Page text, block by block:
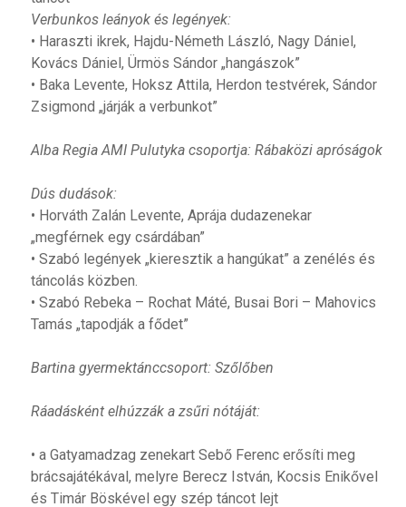
Verbunkos leányok és legények:
• Haraszti ikrek, Hajdu-Németh László, Nagy Dániel,
Kovács Dániel, Ürmös Sándor „hangászok”
• Baka Levente, Hoksz Attila, Herdon testvérek, Sándor
Zsigmond „járják a verbunkot”
Alba Regia AMI Pulutyka csoportja: Rábaközi apróságok
Dús dudások:
• Horváth Zalán Levente, Aprája dudazenekar
„megférnek egy csárdában”
• Szabó legények „kieresztik a hangúkat” a zenélés és
táncolás közben.
• Szabó Rebeka – Rochat Máté, Busai Bori – Mahovics
Tamás „tapodják a fődet”
Bartina gyermektánccsoport: Szőlőben
Ráadásként elhúzzák a zsűri nótáját:
• a Gatyamadzag zenekart Sebő Ferenc erősíti meg
brácsajátékával, melyre Berecz István, Kocsis Enikővel
és Timár Böskével egy szép táncot lejt